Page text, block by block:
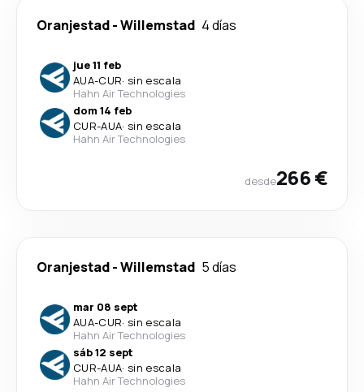
Oranjestad-Willemstad 4 días
jue 11 feb
AUA-CUR· sin escala
Hahn Air Technologies
dom 14 feb
CUR-AUA· sin escala
Hahn Air Technologies
desde266 €
Oranjestad-Willemstad 5 días
mar 08 sept
AUA-CUR· sin escala
Hahn Air Technologies
sáb 12 sept
CUR-AUA· sin escala
Hahn Air Technologies